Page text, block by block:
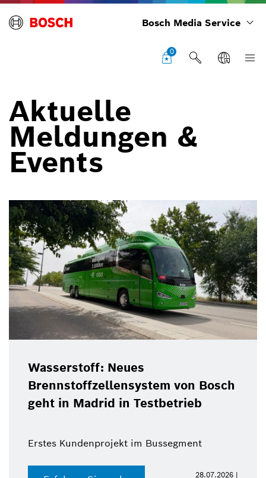
Bosch Media Service
0
Aktuelle
Meldungen &
Events
Wasserstoff: Neues
Brennstoffzellensystem von Bosch
geht in Madrid in Testbetrieb
Erstes Kundenprojekt im Bussegment
28.07.2026 |